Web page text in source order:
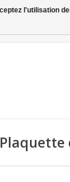
l'utilisation